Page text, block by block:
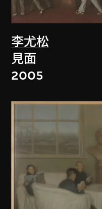
李尤松
見面
2005